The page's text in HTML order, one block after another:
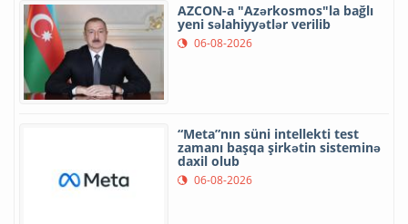
AZCON-a "Azərkosmos"la bağlı
yeni səlahiyyətlər verilib
06-08-2026
“Meta”nın süni intellekti test
zamanı başqa şirkətin sisteminə
daxil olub
06-08-2026